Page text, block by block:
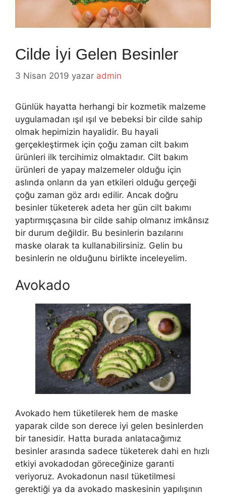
Cilde İyi Gelen Besinler
3 Nisan 2019 yazar admin
Günlük hayatta herhangi bir kozmetik malzeme
uygulamadan ışıl ışıl ve bebeksi bir cilde sahip
olmak hepimizin hayalidir. Bu hayali
gerçekleştirmek için çoğu zaman cilt bakım
ürünleri ilk tercihimiz olmaktadır. Cilt bakım
ürünleri de yapay malzemeler olduğu için
aslında onların da yan etkileri olduğu gerçeği
çoğu zaman göz ardı edilir. Ancak doğru
besinler tüketerek adeta her gün cilt bakımı
yaptırmışçasına bir cilde sahip olmanız imkânsız
bir durum değildir. Bu besinlerin bazılarını
maske olarak ta kullanabilirsiniz. Gelin bu
besinlerin ne olduğunu birlikte inceleyelim.
Avokado
Avokado hem tüketilerek hem de maske
yaparak cilde son derece iyi gelen besinlerden
bir tanesidir. Hatta burada anlatacağımız
besinler arasında sadece tüketerek dahi en hızlı
etkiyi avokadodan göreceğinize garanti
veriyoruz. Avokadonun nasıl tüketilmesi
gerektiği ya da avokado maskesinin yapılışının